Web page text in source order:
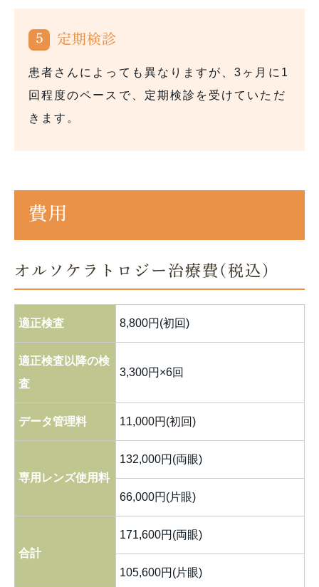
5 定期検診
患者さんによっても異なりますが、3ヶ月に1
回程度のペースで、定期検診を受けていただ
きます。
費用
オルソケラトロジー治療費(税込)
適正検査 8,800円(初回)
適正検査以降の検
査
3,300円×6回
データ管理料 11,000円(初回)
専用レンズ使用料
132,000円(両眼)
66,000円(片眼)
合計
171,600円(両眼)
105,600円(片眼)